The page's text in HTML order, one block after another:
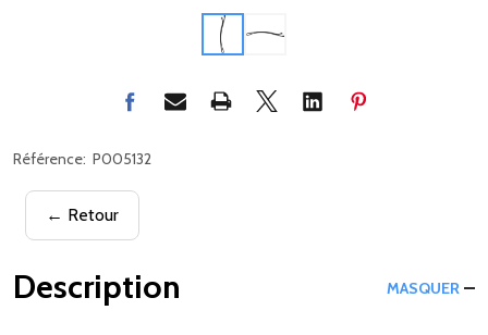
Référence: P005132
← Retour
Description MASQUER